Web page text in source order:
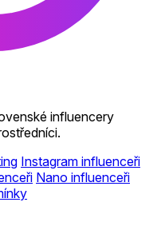
influencery
Instagram influenceři
Nano influenceři